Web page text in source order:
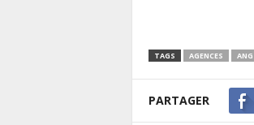
TAGS AGENCES
PARTAGER